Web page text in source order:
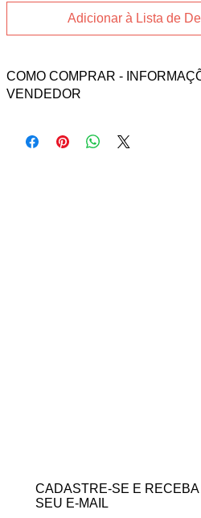
Adicionar à Lista de
COMO COMPRAR -
VENDEDOR
a vendedora LETICIA nos contatos
CADASTRE-SE E
SEU E-MAIL